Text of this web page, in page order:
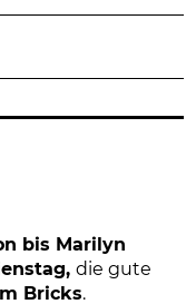
bis Marilyn
die gute
Bricks.